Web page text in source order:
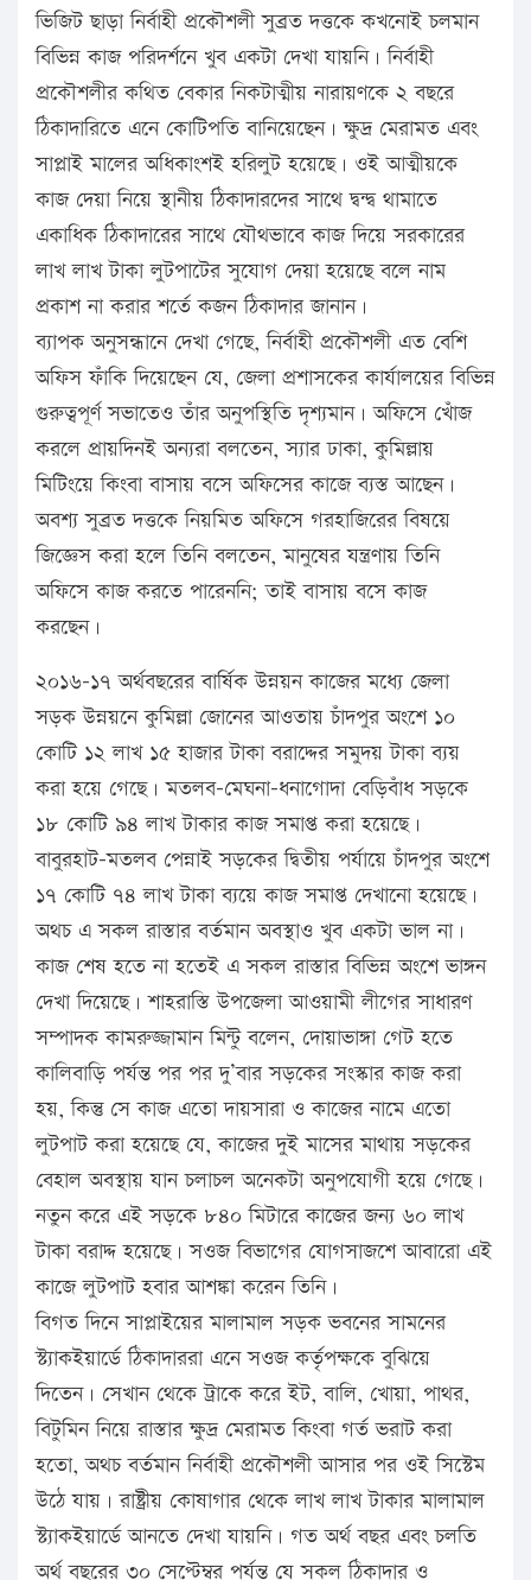
ভিজিট ছাড়া নির্বাহী প্রকৌশলী সুব্রত দত্তকে কখনোই চলমান
বিভিন্ন কাজ পরিদর্শনে খুব একটা দেখা যায়নি। নির্বাহী
প্রকৌশলীর কথিত বেকার নিকটাত্মীয় নারায়ণকে ২ বছরে
ঠিকাদারিতে এনে কোটিপতি বানিয়েছেন। ক্ষুদ্র মেরামত এবং
সাপ্লাই মালের অধিকাংশই হরিলুট হয়েছে। ওই আত্মীয়কে
কাজ দেয়া নিয়ে স্থানীয় ঠিকাদারদের সাথে দ্বন্দ্ব থামাতে
একাধিক ঠিকাদারের সাথে যৌথভাবে কাজ দিয়ে সরকারের
লাখ লাখ টাকা লুটপাটের সুযোগ দেয়া হয়েছে বলে নাম
প্রকাশ না করার শর্তে কজন ঠিকাদার জানান।
ব্যাপক অনুসন্ধানে দেখা গেছে, নির্বাহী প্রকৌশলী এত বেশি
অফিস ফাঁকি দিয়েছেন যে, জেলা প্রশাসকের কার্যালয়ের বিভিন্ন
গুরুত্বপূর্ণ সভাতেও তাঁর অনুপস্থিতি দৃশ্যমান। অফিসে খোঁজ
করলে প্রায়দিনই অন্যরা বলতেন, স্যার ঢাকা, কুমিল্লায়
মিটিংয়ে কিংবা বাসায় বসে অফিসের কাজে ব্যস্ত আছেন।
অবশ্য সুব্রত দত্তকে নিয়মিত অফিসে গরহাজিরের বিষয়ে
জিজ্ঞেস করা হলে তিনি বলতেন, মানুষের যন্ত্রণায় তিনি
অফিসে কাজ করতে পারেননি; তাই বাসায় বসে কাজ
করছেন।
২০১৬-১৭ অর্থবছরের বার্ষিক উন্নয়ন কাজের মধ্যে জেলা
সড়ক উন্নয়নে কুমিল্লা জোনের আওতায় চাঁদপুর অংশে ১০
কোটি ১২ লাখ ১৫ হাজার টাকা বরাদ্দের সমুদয় টাকা ব্যয়
করা হয়ে গেছে। মতলব-মেঘনা-ধনাগোদা বেড়িবাঁধ সড়কে
১৮ কোটি ৯৪ লাখ টাকার কাজ সমাপ্ত করা হয়েছে।
বাবুরহাট-মতলব পেন্নাই সড়কের দ্বিতীয় পর্যায়ে চাঁদপুর অংশে
১৭ কোটি ৭৪ লাখ টাকা ব্যয়ে কাজ সমাপ্ত দেখানো হয়েছে।
অথচ এ সকল রাস্তার বর্তমান অবস্থাও খুব একটা ভাল না।
কাজ শেষ হতে না হতেই এ সকল রাস্তার বিভিন্ন অংশে ভাঙ্গন
দেখা দিয়েছে। শাহরাস্তি উপজেলা আওয়ামী লীগের সাধারণ
সম্পাদক কামরুজ্জামান মিন্টু বলেন, দোয়াভাঙ্গা গেট হতে
কালিবাড়ি পর্যন্ত পর পর দু’বার সড়কের সংস্কার কাজ করা
হয়, কিন্তু সে কাজ এতো দায়সারা ও কাজের নামে এতো
লুটপাট করা হয়েছে যে, কাজের দুই মাসের মাথায় সড়কের
বেহাল অবস্থায় যান চলাচল অনেকটা অনুপযোগী হয়ে গেছে।
নতুন করে এই সড়কে ৮৪০ মিটারে কাজের জন্য ৬০ লাখ
টাকা বরাদ্দ হয়েছে। সওজ বিভাগের যোগসাজশে আবারো এই
কাজে লুটপাট হবার আশঙ্কা করেন তিনি।
বিগত দিনে সাপ্লাইয়ের মালামাল সড়ক ভবনের সামনের
স্ট্যাকইয়ার্ডে ঠিকাদাররা এনে সওজ কর্তৃপক্ষকে বুঝিয়ে
দিতেন। সেখান থেকে ট্রাকে করে ইট, বালি, খোয়া, পাথর,
বিটুমিন নিয়ে রাস্তার ক্ষুদ্র মেরামত কিংবা গর্ত ভরাট করা
হতো, অথচ বর্তমান নির্বাহী প্রকৌশলী আসার পর ওই সিস্টেম
উঠে যায়। রাষ্ট্রীয় কোষাগার থেকে লাখ লাখ টাকার মালামাল
স্ট্যাকইয়ার্ডে আনতে দেখা যায়নি। গত অর্থ বছর এবং চলতি
অর্থ বছরের ৩০ সেপ্টেম্বর পর্যন্ত যে সকল ঠিকাদার ও